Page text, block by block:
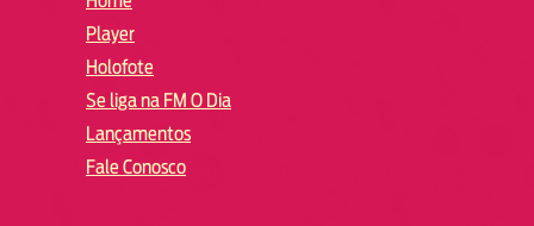
Player
Holofote
Se liga na FM O Dia
Lançamentos
Fale Conosco